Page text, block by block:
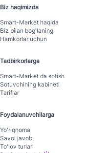
Biz haqimizda
Smart-Mаrket haqida
Biz bilan bog'laning
Hamkorlar uchun
Tadbirkorlarga
Smart-Mаrket da sotish
Sotuvchining kabineti
Tariflar
Foydalanuvchilarga
Yo'riqnoma
Savol javob
To'lov turlari